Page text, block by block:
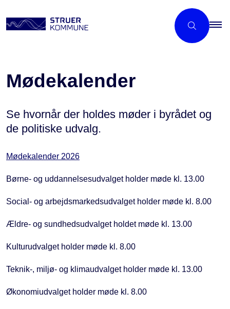
Mødekalender
Se hvornår der holdes møder i byrådet og
de politiske udvalg.
Mødekalender 2026
Børne- og uddannelsesudvalget holder møde kl. 13.00
Social- og arbejdsmarkedsudvalget holder møde kl. 8.00
Ældre- og sundhedsudvalget holdet møde kl. 13.00
Kulturudvalget holder møde kl. 8.00
Teknik-, miljø- og klimaudvalget holder møde kl. 13.00
Økonomiudvalget holder møde kl. 8.00